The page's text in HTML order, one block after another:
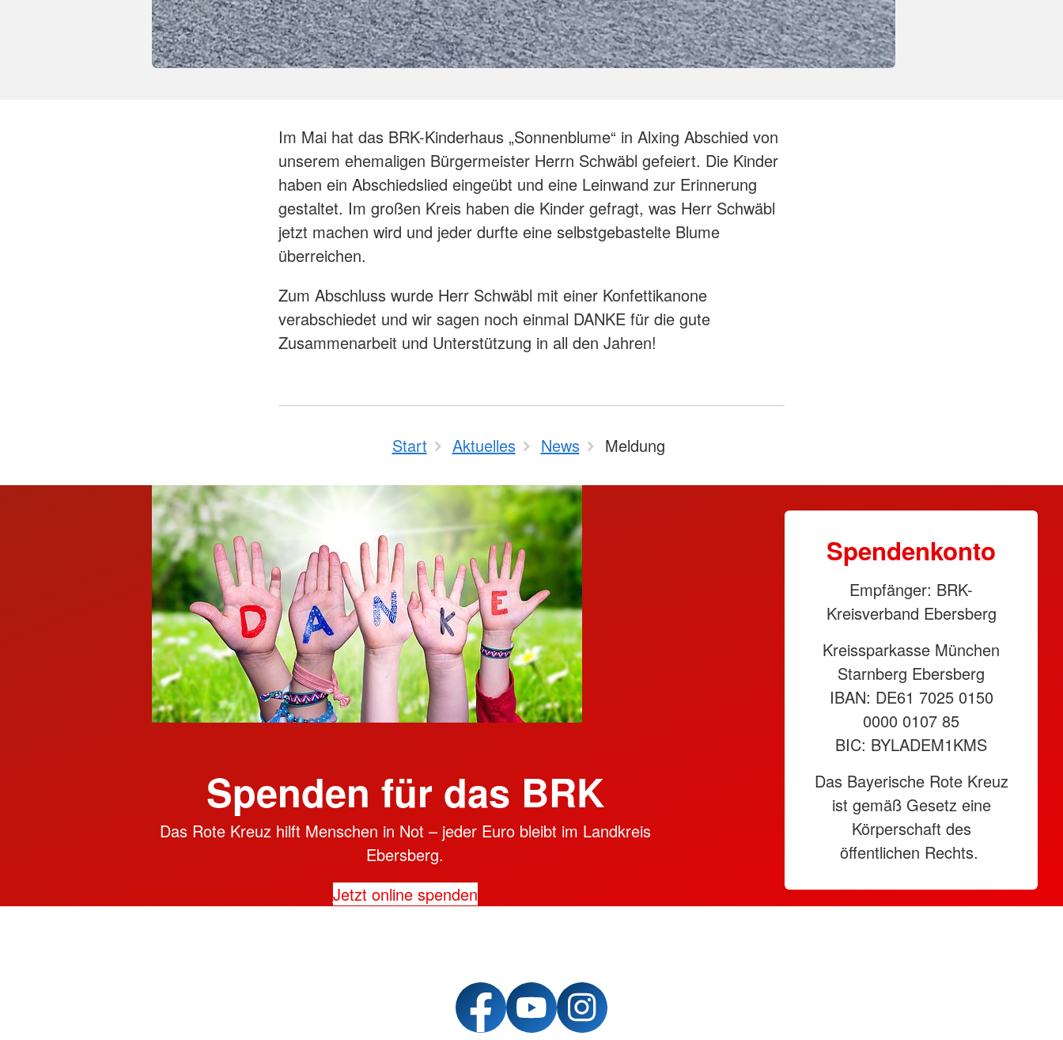
Im Mai hat das BRK-Kinderhaus „Sonnenblume“ in Alxing Abschied von
unserem ehemaligen Bürgermeister Herrn Schwäbl gefeiert. Die Kinder
haben ein Abschiedslied eingeübt und eine Leinwand zur Erinnerung
gestaltet. Im großen Kreis haben die Kinder gefragt, was Herr Schwäbl
jetzt machen wird und jeder durfte eine selbstgebastelte Blume
überreichen.
Zum Abschluss wurde Herr Schwäbl mit einer Konfettikanone
verabschiedet und wir sagen noch einmal DANKE für die gute
Zusammenarbeit und Unterstützung in all den Jahren!
Start Aktuelles News Meldung
Spenden für das BRK
Das Rote Kreuz hilft Menschen in Not – jeder Euro bleibt im Landkreis
Ebersberg.
Jetzt online spenden
Spendenkonto
Empfänger: BRK-
Kreisverband Ebersberg
Kreissparkasse München
Starnberg Ebersberg
IBAN: DE61 7025 0150
0000 0107 85
BIC: BYLADEM1KMS
Das Bayerische Rote Kreuz
ist gemäß Gesetz eine
Körperschaft des
öffentlichen Rechts.